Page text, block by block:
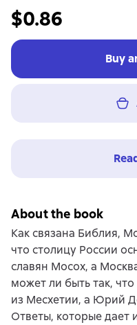
$0.86
Buy
About the book
Как связана Библия,
что столицу России
славян Мосох, а
может ли быть так,
из Месхетии, а Юрий
Ответы, которые дает